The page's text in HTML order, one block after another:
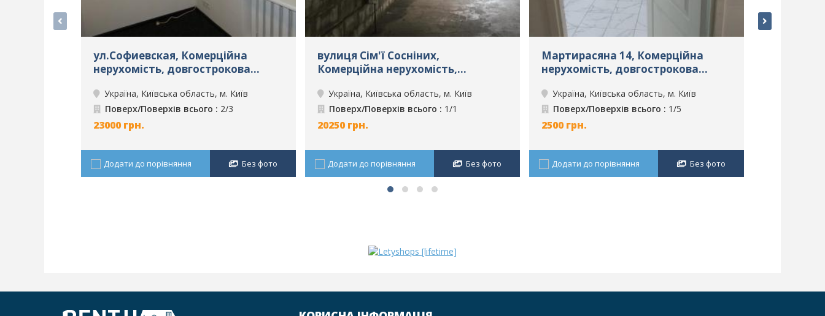
ул.Софиевская, Комерційна
нерухомість, довгострокова
Україна, Київська область, м. Київ
Поверх/Поверхів всього : 2/3
23000 грн.
Додати до порівняння Без фото
вулиця Сім'ї Сосніних,
Комерційна нерухомість,
ID: 2081
Україна, Київська область, м. Київ
Поверх/Поверхів всього : 1/1
20250 грн.
Додати до порівняння Без фото
Мартирасяна 14, Комерційна
нерухомість, довгострокова
Україна, Київська область, м. Київ
Поверх/Поверхів всього : 1/5
2500 грн.
Додати до порівняння Без фото